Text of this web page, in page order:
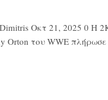
Οκτ 21, 2025 0 Η
Orton του WWE